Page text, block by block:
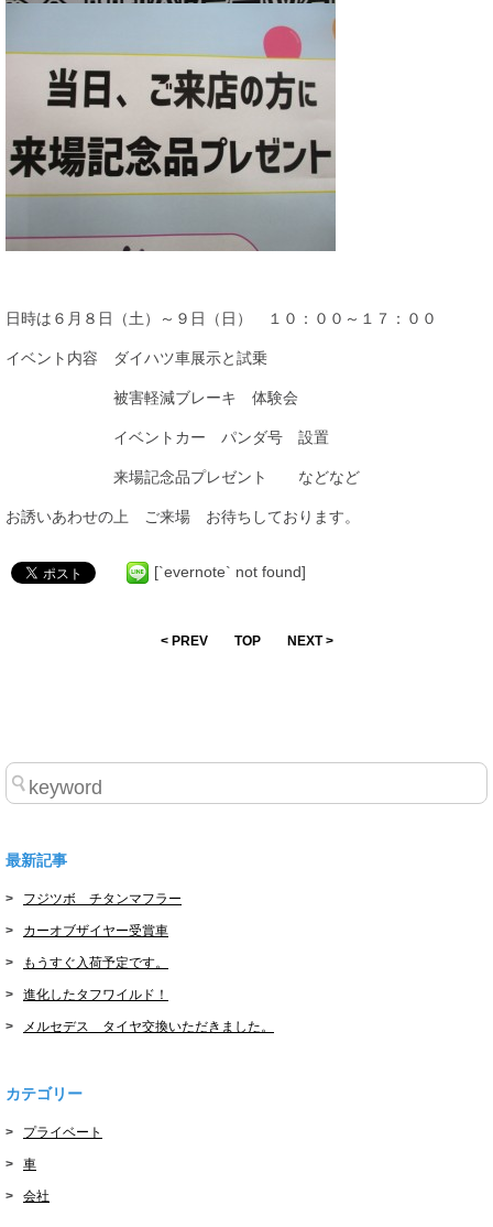
日時は６月８日（土）～９日（日） １０：００～１７：００
イベント内容 ダイハツ車展示と試乗
被害軽減ブレーキ 体験会
イベントカー パンダ号 設置
来場記念品プレゼント などなど
お誘いあわせの上 ご来場 お待ちしております。
[`evernote` not found]
< PREV TOP NEXT >
最新記事
フジツボ チタンマフラー
カーオブザイヤー受賞車
もうすぐ入荷予定です。
進化したタフワイルド！
メルセデス タイヤ交換いただきました。
カテゴリー
プライベート
車
会社